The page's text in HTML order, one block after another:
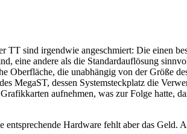
sind irgendwie angeschmiert: Die einen
eine andere als die Standardauflösung
die unabhängig von der Größe
MegaST, dessen Systemsteckplatz die
aufnehmen, was zur Folge hatte,
Hardware fehlt aber das Geld.